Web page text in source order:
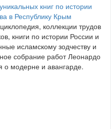
книг по истории
в Республику Крым
коллекции трудов
книги по истории России и
исламскому зодчеству и
собрание работ Леонардо
о модерне и авангарде.